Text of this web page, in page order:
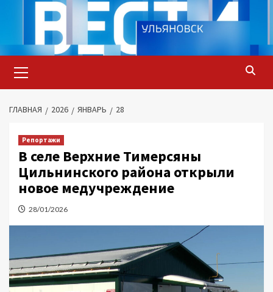
содержимому
меню
ГЛАВНАЯ 2026 ЯНВАРЬ 28
Репортажи
В селе Верхние Тимерсяны
Цильнинского района открыли
новое медучреждение
28/01/2026